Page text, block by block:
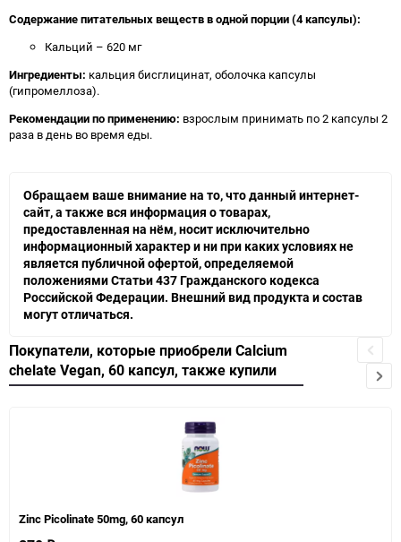
Содержание питательных веществ в одной порции (4 капсулы):
Кальций – 620 мг
Ингредиенты: кальция бисглицинат, оболочка капсулы
(гипромеллоза).
Рекомендации по применению: взрослым принимать по 2 капсулы 2
раза в день во время еды.
Обращаем ваше внимание на то, что данный интернет-
сайт, а также вся информация о товарах,
предоставленная на нём, носит исключительно
информационный характер и ни при каких условиях не
является публичной офертой, определяемой
положениями Статьи 437 Гражданского кодекса
Российской Федерации. Внешний вид продукта и состав
могут отличаться.
Покупатели, которые приобрели Calcium
chelate Vegan, 60 капсул, также купили
Zinc Picolinate 50mg, 60 капсул